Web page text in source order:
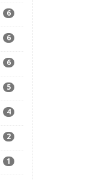
6
6
6
5
4
2
1